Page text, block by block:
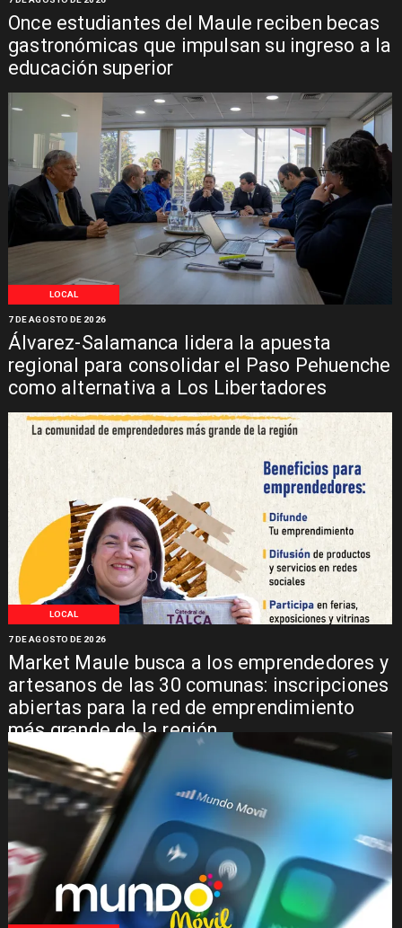
Once estudiantes del Maule reciben becas
gastronómicas que impulsan su ingreso a la
educación superior
LOCAL
Álvarez-Salamanca lidera la apuesta
regional para consolidar el Paso Pehuenche
como alternativa a Los Libertadores
7 DE AGOSTO DE 2026
LOCAL
Market Maule busca a los emprendedores y
artesanos de las 30 comunas: inscripciones
abiertas para la red de emprendimiento
más grande de la región
7 DE AGOSTO DE 2026